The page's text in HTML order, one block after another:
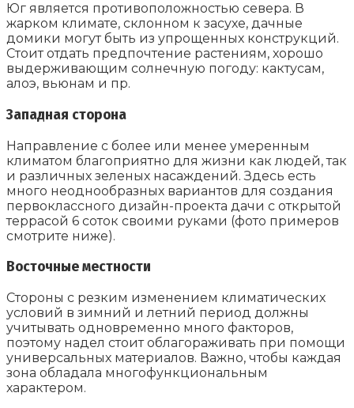
Юг является противоположностью севера. В
жарком климате, склонном к засухе, дачные
домики могут быть из упрощенных конструкций.
Стоит отдать предпочтение растениям, хорошо
выдерживающим солнечную погоду: кактусам,
алоэ, вьюнам и пр.
Западная сторона
Направление с более или менее умеренным
климатом благоприятно для жизни как людей, так
и различных зеленых насаждений. Здесь есть
много неоднообразных вариантов для создания
первоклассного дизайн-проекта дачи с открытой
террасой 6 соток своими руками (фото примеров
смотрите ниже).
Восточные местности
Стороны с резким изменением климатических
условий в зимний и летний период должны
учитывать одновременно много факторов,
поэтому надел стоит облагораживать при помощи
универсальных материалов. Важно, чтобы каждая
зона обладала многофункциональным
характером.